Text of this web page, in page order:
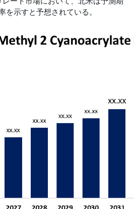
を示すと予想されている。